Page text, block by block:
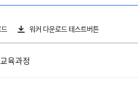
워커 다운로드 테스트버튼
육과정